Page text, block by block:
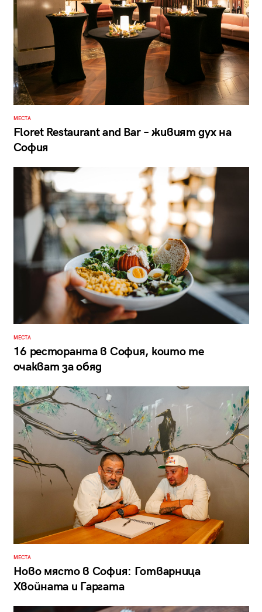
МЕСТА
Floret Restaurant and Bar – живият дух на
София
МЕСТА
16 ресторанта в София, които те
очакват за обяд
МЕСТА
Ново място в София: Готварница
Хвойната и Гаргата